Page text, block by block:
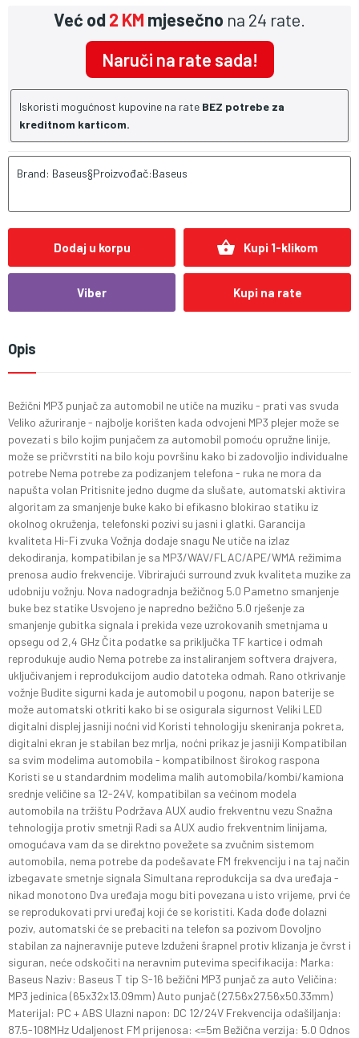
Već od2 KM mjesečno na 24 rate.
Naruči na rate sada!
Iskoristi mogućnost kupovine na rate BEZ potrebe za
kreditnom karticom.
Brand: Baseus§Proizvođač:Baseus
Dodaj u korpu shopping_basket Kupi 1-klikom
Viber Kupi na rate
Opis
Bežični MP3 punjač za automobil ne utiče na muziku - prati vas svuda
Veliko ažuriranje - najbolje korišten kada odvojeni MP3 plejer može se
povezati s bilo kojim punjačem za automobil pomoću opružne linije,
može se pričvrstiti na bilo koju površinu kako bi zadovoljio individualne
potrebe Nema potrebe za podizanjem telefona - ruka ne mora da
napušta volan Pritisnite jedno dugme da slušate, automatski aktivira
algoritam za smanjenje buke kako bi efikasno blokirao statiku iz
okolnog okruženja, telefonski pozivi su jasni i glatki. Garancija
kvaliteta Hi-Fi zvuka Vožnja dodaje snagu Ne utiče na izlaz
dekodiranja, kompatibilan je sa MP3/WAV/FLAC/APE/WMA režimima
prenosa audio frekvencije. Vibrirajući surround zvuk kvaliteta muzike za
udobniju vožnju. Nova nadogradnja bežičnog 5.0 Pametno smanjenje
buke bez statike Usvojeno je napredno bežično 5.0 rješenje za
smanjenje gubitka signala i prekida veze uzrokovanih smetnjama u
opsegu od 2,4 GHz Čita podatke sa priključka TF kartice i odmah
reprodukuje audio Nema potrebe za instaliranjem softvera drajvera,
uključivanjem i reprodukcijom audio datoteka odmah. Rano otkrivanje
vožnje Budite sigurni kada je automobil u pogonu, napon baterije se
može automatski otkriti kako bi se osigurala sigurnost Veliki LED
digitalni displej jasniji noćni vid Koristi tehnologiju skeniranja pokreta,
digitalni ekran je stabilan bez mrlja, noćni prikaz je jasniji Kompatibilan
sa svim modelima automobila - kompatibilnost širokog raspona
Koristi se u standardnim modelima malih automobila/kombi/kamiona
srednje veličine sa 12-24V, kompatibilan sa većinom modela
automobila na tržištu Podržava AUX audio frekventnu vezu Snažna
tehnologija protiv smetnji Radi sa AUX audio frekventnim linijama,
omogućava vam da se direktno povežete sa zvučnim sistemom
automobila, nema potrebe da podešavate FM frekvenciju i na taj način
izbegavate smetnje signala Simultana reprodukcija sa dva uređaja -
nikad monotono Dva uređaja mogu biti povezana u isto vrijeme, prvi će
se reprodukovati prvi uređaj koji će se koristiti. Kada dođe dolazni
poziv, automatski će se prebaciti na telefon sa pozivom Dovoljno
stabilan za najneravnije puteve Izduženi šrapnel protiv klizanja je čvrst i
siguran, neće odskočiti na neravnim putevima specifikacija: Marka:
Baseus Naziv: Baseus T tip S-16 bežični MP3 punjač za auto Veličina:
MP3 jedinica (65x32x13.09mm) Auto punjač (27.56x27.56x50.33mm)
Materijal: PC + ABS Ulazni napon: DC 12/24V Frekvencija odašiljanja:
87.5-108MHz Udaljenost FM prijenosa: <=5m Bežična verzija: 5.0 Odnos